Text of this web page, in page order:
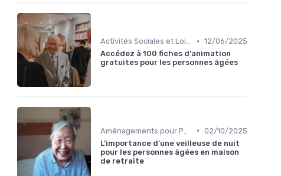
Activités Sociales et Loisirs • 12/06/2025
Accédez à 100 fiches d'animation
gratuites pour les personnes âgées
• 02/10/2025
L'importance d'une veilleuse de nuit
pour les personnes âgées en maison
de retraite